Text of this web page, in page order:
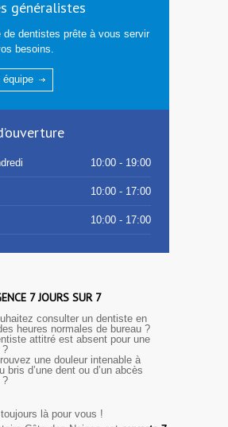
généralistes
de dentistes prête à vous servir
besoins.
équipe
10:00 - 19:00
10:00 - 17:00
10:00 - 17:00
7 JOURS SUR 7
consulter un dentiste en
heures normales de bureau ?
attitré est absent pour une
?
une douleur intenable à
bris d’une dent ou d’un abcès
?
là pour vous !